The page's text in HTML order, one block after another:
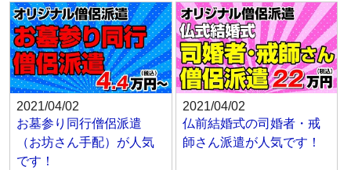
2021/04/02
お墓参り同行僧侶派遣
（お坊さん手配）が人気
です！
2021/04/02
仏前結婚式の司婚者・戒
師さん派遣が人気です！